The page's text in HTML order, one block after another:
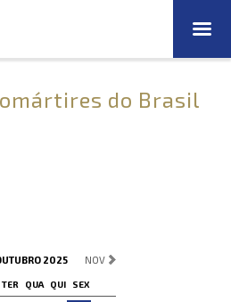
do Brasil
2025 NOV
TER QUA QUI
SEX